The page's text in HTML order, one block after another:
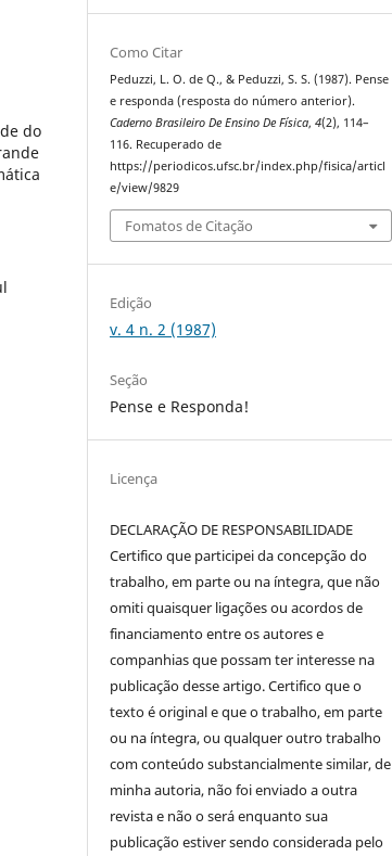
do
Como Citar
Peduzzi, L. O. de Q., & Peduzzi, S. S. (1987). Pense
e responda (resposta do número anterior).
Caderno Brasileiro De Ensino De Física,4(2), 114–
116. Recuperado de
https://periodicos.ufsc.br/index.php/fisica/articl
e/view/9829
Fomatos de Citação
Edição
v. 4 n. 2 (1987)
Seção
Pense e Responda!
Licença
DECLARAÇÃO DE RESPONSABILIDADE
Certifico que participei da concepção do
trabalho, em parte ou na íntegra, que não
omiti quaisquer ligações ou acordos de
financiamento entre os autores e
companhias que possam ter interesse na
publicação desse artigo. Certifico que o
texto é original e que o trabalho, em parte
ou na íntegra, ou qualquer outro trabalho
com conteúdo substancialmente similar, de
minha autoria, não foi enviado a outra
revista e não o será enquanto sua
publicação estiver sendo considerada pelo